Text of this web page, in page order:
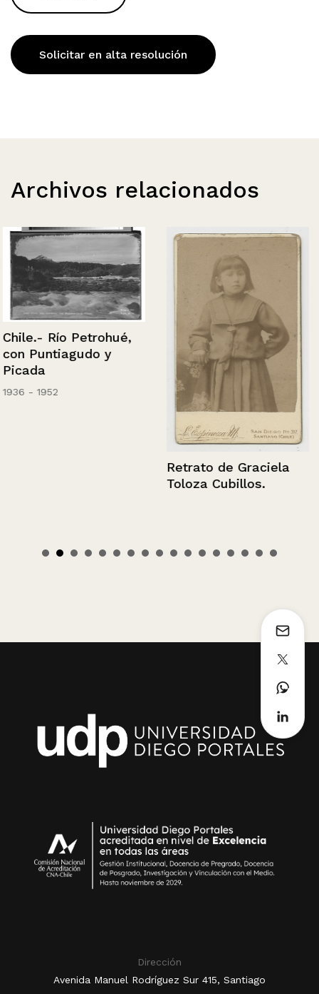
Solicitar en alta resolución
Archivos relacionados
Chile.- Río Petrohué,
con Puntiagudo y
Picada
1936 - 1952
Retrato de Graciela
Toloza Cubillos.
Dirección
Avenida Manuel Rodríguez Sur 415, Santiago